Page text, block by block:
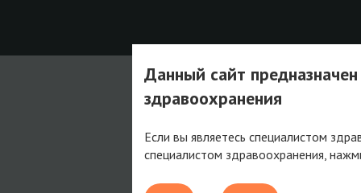
Данный сайт
здравоохранения
Если вы являетесь специалистом
специалистом здравоохранения,